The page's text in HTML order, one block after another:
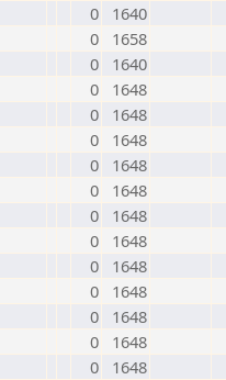
0
1640
0
1658
0
1640
0
1648
0
1648
0
1648
0
1648
0
1648
0
1648
0
1648
0
1648
0
1648
0
1648
0
1648
0
1648